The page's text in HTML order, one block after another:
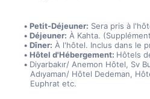
Petit-Déjeuner: Sera pris à
Déjeuner: À Kahta.
Dîner: À l'hôtel. Inclus dans le
Hôtel d'Hébergement: Hôtels
Diyarbakır/ Anemon Hôtel, Sv
Adıyaman/ Hôtel Dedeman,
Euphrat etc.